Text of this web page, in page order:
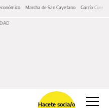
Marcha de San Cayetano García Cuerva
Hacete socia/o